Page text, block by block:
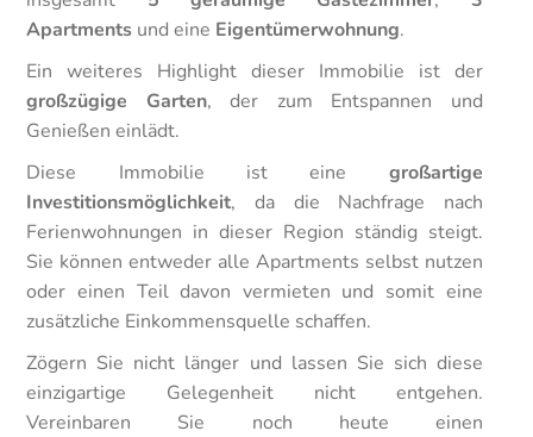
Apartments und eine Eigentümerwohnung.
Ein weiteres Highlight dieser Immobilie ist der
großzügige Garten, der zum Entspannen und
Genießen einlädt.
Diese Immobilie ist eine großartige
Investitionsmöglichkeit, da die Nachfrage nach
Ferienwohnungen in dieser Region ständig steigt.
Sie können entweder alle Apartments selbst nutzen
oder einen Teil davon vermieten und somit eine
zusätzliche Einkommensquelle schaffen.
Zögern Sie nicht länger und lassen Sie sich diese
einzigartige Gelegenheit nicht entgehen.
Vereinbaren Sie noch heute einen